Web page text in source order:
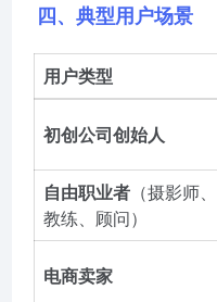
四、典型用户场景
用户类型
初创公司创始人
自由职业者 （摄影师、
教练、顾问）
电商卖家